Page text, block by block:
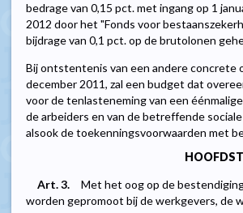
bedrage van 0,15 pct. met ingang op 1
2012 door het "Fonds voor
bijdrage van 0,1 pct. op de brutolonen
Bij ontstentenis van een andere concrete
december 2011, zal een budget dat
voor de tenlasteneming van een
de arbeiders en van de betreffende
alsook de toekenningsvoorwaarden met
Art. 3.
Met het oog op de
worden gepromoot bij de werkgevers, de